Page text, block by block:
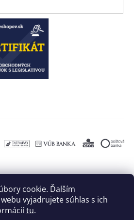
cookie. Ďalším
vyjadrujete súhlas s ich
tu.